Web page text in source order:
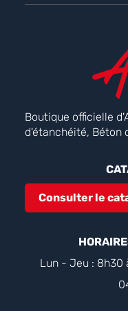
Boutique officielle
d'étanchéité, Béton
Consulter le
Lun - Jeu : 8h30